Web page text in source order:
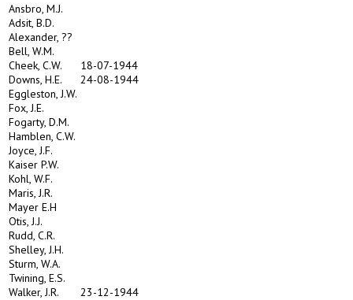
Ansbro, M.J.
Adsit, B.D.
Alexander, ??
Bell, W.M.
Cheek, C.W.
Downs, H.E.
Eggleston, J.W.
Fox, J.E.
Fogarty, D.M.
Hamblen, C.W.
Joyce, J.F.
Kaiser P.W.
Kohl, W.F.
Maris, J.R.
Mayer E.H
Otis, J.J.
Rudd, C.R.
Shelley, J.H.
Sturm, W.A.
Twining, E.S.
Walker, J.R.
18-07-1944
24-08-1944
23-12-1944